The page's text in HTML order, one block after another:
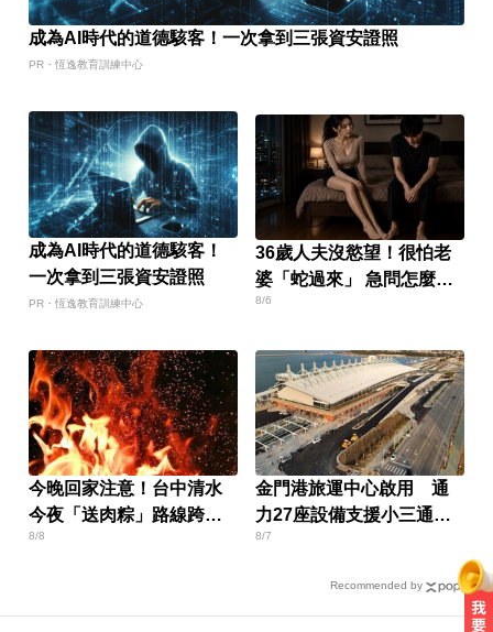
成為AI時代的道德駭客！一次拿到三張資安證照
PR・恆逸教育訓練中心
成為AI時代的道德駭客！
一次拿到三張資安證照
PR・恆逸教育訓練中心
36歲人夫沒慾望！很怕老
婆「蛇過來」 急問怎麼
辦？
8/6
今晚回家注意！台中清水
今夜「送肉粽」路線跨彰
化4鄉鎮
8/8
金門港旅運中心啟用 通
力27座設備支援小三通旅
運
8/7
Recommended by